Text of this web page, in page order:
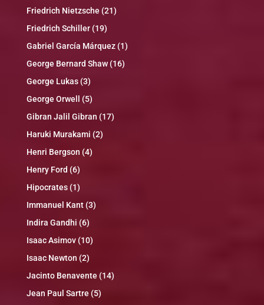
Friedrich Nietzsche (21)
Friedrich Schiller(19)
Gabriel García Márquez(1)
George Bernard Shaw(16)
George Lukas(3)
George Orwell
(5)
Gibran Jalil Gibran (17)
Haruki Murakami (2)
Henri Bergson (4)
Henry Ford (6)
Hipocrates(1)
Immanuel Kant(3)
Indira Gandhi (6)
Isaac Asimov(10)
Isaac Newton (2)
Jacinto Benavente (14)
Jean Paul Sartre (5)